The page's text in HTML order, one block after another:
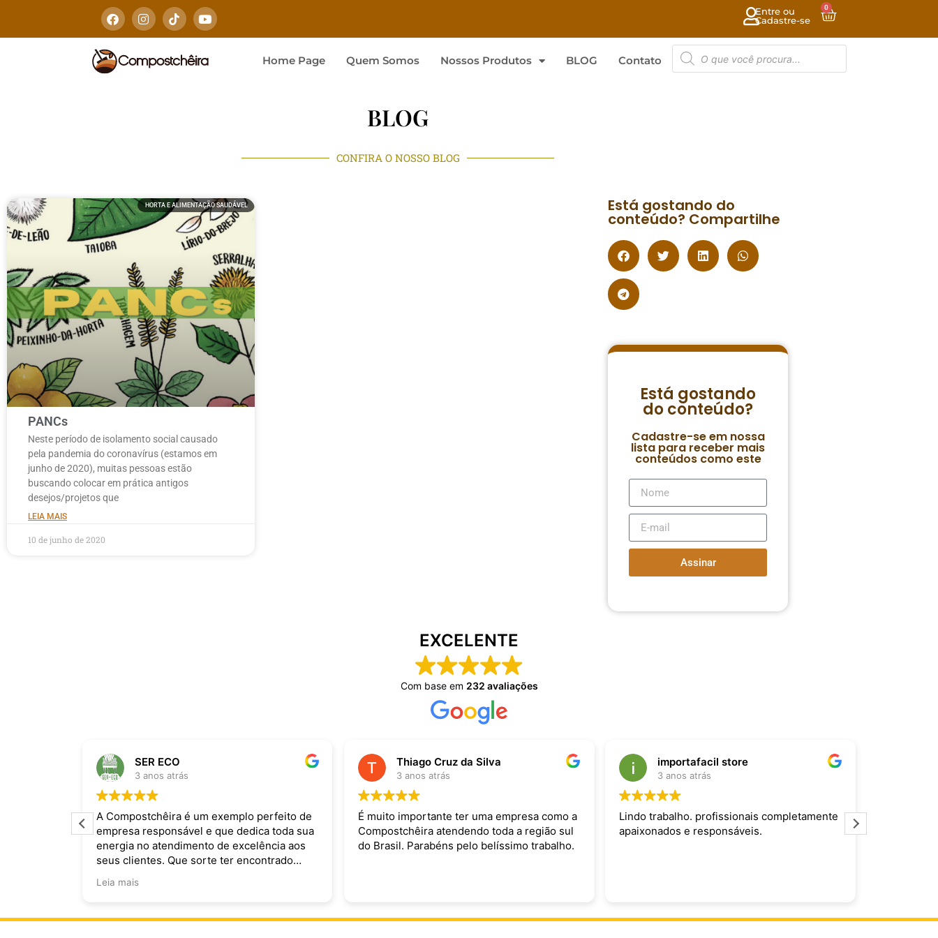
Entre ou
Cadastre-se
0
Home Page Quem Somos Nossos Produtos BLOG Contato
BLOG
CONFIRA O NOSSO BLOG
HORTA E ALIMENTAÇÃO SAUDÁVEL
PANCs
Neste período de isolamento social causado
pela pandemia do coronavírus (estamos em
junho de 2020), muitas pessoas estão
buscando colocar em prática antigos
desejos/projetos que
LEIA MAIS
10 de junho de 2020
Está gostando do
conteúdo? Compartilhe
Está gostando
do conteúdo?
Cadastre-se em nossa
lista para receber mais
conteúdos como este
Assinar
EXCELENTE
Com base em 232 avaliações
SER ECO
3 anos atrás
A Compostchêira é um exemplo perfeito de
empresa responsável e que dedica toda sua
energia no atendimento de excelência aos
seus clientes. Que sorte ter encontrado
Leia mais
Thiago Cruz da Silva
3 anos atrás
É muito importante ter uma empresa como a
Compostchêira atendendo toda a região sul
do Brasil. Parabéns pelo belíssimo trabalho.
importafacil store
3 anos atrás
Lindo trabalho. profissionais completamente
apaixonados e responsáveis.